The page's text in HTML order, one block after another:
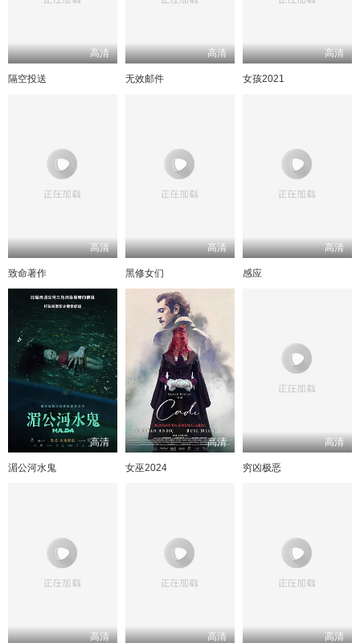
高清
隔空投送
高清
无效邮件
高清
女孩2021
高清
致命著作
高清
黑修女们
高清
感应
高清
湄公河水鬼
高清
女巫2024
高清
穷凶极恶
高清 高清 高清